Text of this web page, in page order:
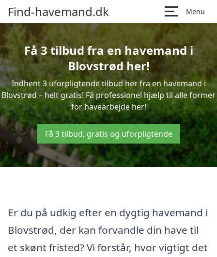
Find-havemand.dk Menu
Få 3 tilbud fra en havemand i
Blovstrød her!
Indhent 3 uforpligtende tilbud her fra en havemand i
Blovstrød – helt gratis! Få professionel hjælp til alle former
for havearbejde her!
Få 3 tilbud, gratis og uforpligtende
Er du på udkig efter en dygtig havemand i
Blovstrød, der kan forvandle din have til
et skønt fristed? Vi forstår, hvor vigtigt det